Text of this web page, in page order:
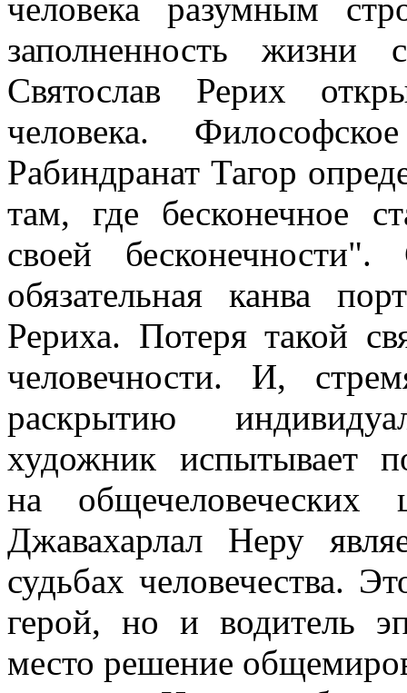
человека разумным
заполненность жизни
Святослав Рерих
человека.
Рабиндранат Тагор
там, где бесконечное
своей
обязательная канва
Рериха. Потеря такой
человечности. И,
раскрытию
художник испытывает
на общечеловеческих
Джавахарлал Неру
судьбах человечества.
герой, но и водитель
место решение